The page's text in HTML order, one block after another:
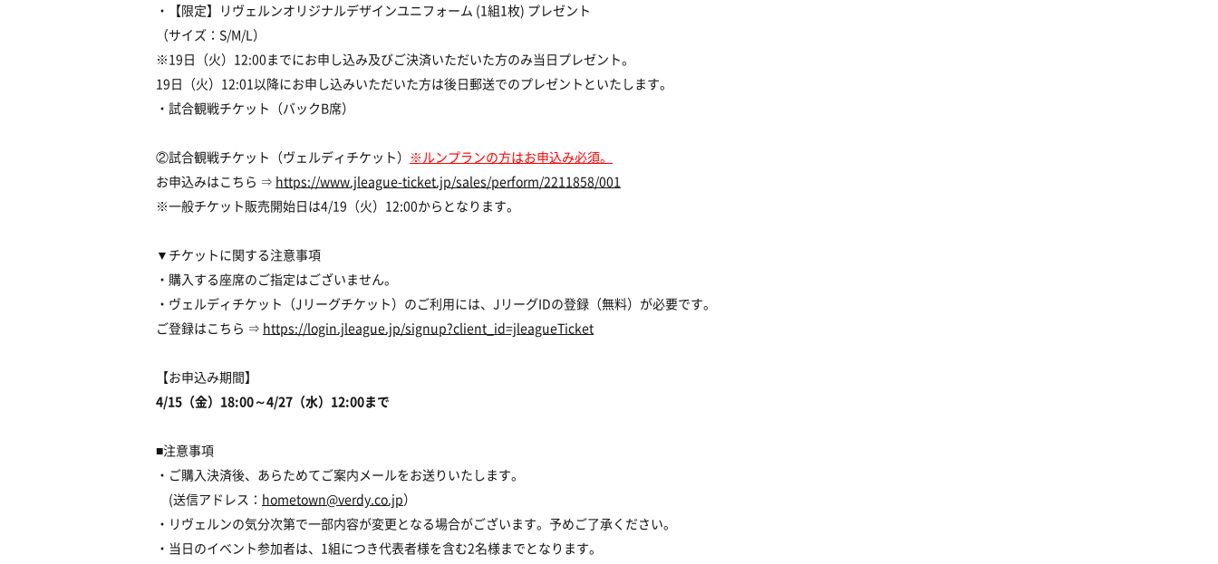
・【限定】リヴェルンオリジナルデザインユニフォーム (1組1枚) プレゼント
（サイズ：S/M/L）
※19日（火）12:00までにお申し込み及びご決済いただいた方のみ当日プレゼント。
19日（火）12:01以降にお申し込みいただいた方は後日郵送でのプレゼントといたします。
・試合観戦チケット（バックB席）
②試合観戦チケット（ヴェルディチケット） ※ルンプランの方はお申込み必須。
お申込みはこちら ⇒ https://www.jleague-ticket.jp/sales/perform/2211858/001
※一般チケット販売開始日は4/19（火）12:00からとなります。
▼チケットに関する注意事項
・購入する座席のご指定はございません。
・ヴェルディチケット（Jリーグチケット）のご利用には、JリーグIDの登録（無料）が必要です。
ご登録はこちら ⇒ https://login.jleague.jp/signup?client_id=jleagueTicket
【お申込み期間】
4/15（金）18:00～4/27（水）12:00まで
■注意事項
・ご購入決済後、あらためてご案内メールをお送りいたします。
(送信アドレス： hometown@verdy.co.jp）
・リヴェルンの気分次第で一部内容が変更となる場合がございます。予めご了承ください。
・当日のイベント参加者は、1組につき代表者様を含む2名様までとなります。